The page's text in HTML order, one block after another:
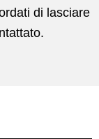
di lasciare